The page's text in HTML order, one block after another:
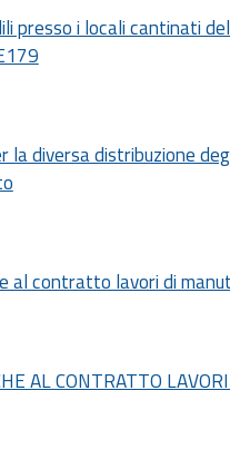
presso i locali cantinati
la diversa distribuzione
al contratto lavori di
AL CONTRATTO